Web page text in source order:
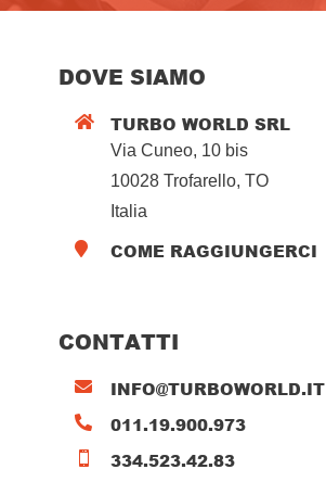
DOVE SIAMO
 TURBO WORLD SRL
Via Cuneo, 10 bis
10028 Trofarello, TO
Italia
 COME RAGGIUNGERCI
CONTATTI
 INFO@TURBOWORLD.IT
 011.19.900.973
 334.523.42.83